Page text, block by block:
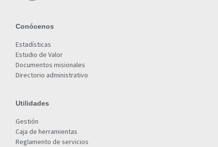
Conócenos
Estadísticas
Estudio de Valor
Documentos misionales
Directorio administrativo
Utilidades
Gestión
Caja de herramientas
Reglamento de servicios